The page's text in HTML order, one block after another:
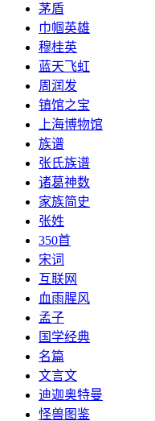
茅盾
巾帼英雄
穆桂英
​蓝天飞虹
周润发
镇馆之宝
上海博物馆
族谱
张氏族谱
诸葛神数
家族简史
张姓
350首
宋词
互联网
血雨腥风
孟子
国学经典
名篇
文言文
迪迦奥特曼
怪兽图鉴